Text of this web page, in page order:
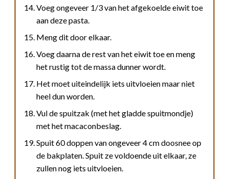
Voeg ongeveer 1/3 van het afgekoelde eiwit toe
aan deze pasta.
Meng dit door elkaar.
Voeg daarna de rest van het eiwit toe en meng
het rustig tot de massa dunner wordt.
Het moet uiteindelijk iets uitvloeien maar niet
heel dun worden.
Vul de spuitzak (met het gladde spuitmondje)
met het macaconbeslag.
Spuit 60 doppen van ongeveer 4 cm doosnee op
de bakplaten. Spuit ze voldoende uit elkaar, ze
zullen nog iets uitvloeien.